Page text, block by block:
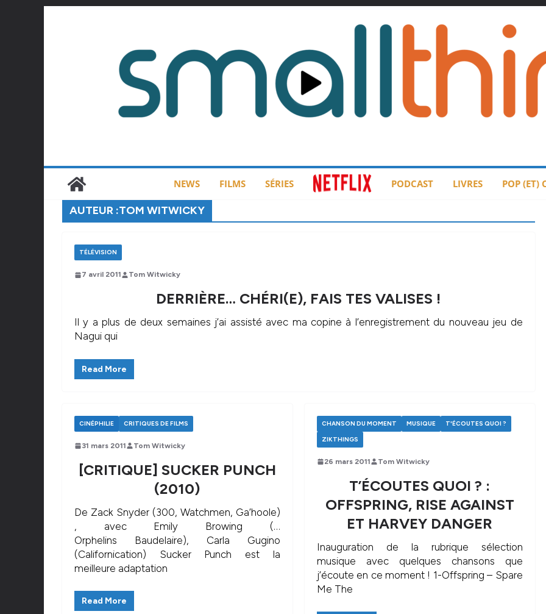
NEWS FILMS SÉRIES PODCAST LIVRES POP (ET)
AUTEUR :TOM WITWICKY
TÉLÉVISION
7 avril 2011 Tom Witwicky
DERRIÈRE… CHÉRI(E), FAIS TES VALISES !
Il y a plus de deux semaines j’ai assisté avec ma copine à l’enregistrement du nouveau jeu de
Nagui qui
Read More
CINÉPHILIE CRITIQUES DE FILMS
31 mars 2011 Tom Witwicky
[CRITIQUE] SUCKER PUNCH
(2010)
De Zack Snyder (300, Watchmen, Ga’hoole)
, avec Emily Browing (…
Orphelins Baudelaire), Carla Gugino
(Californication) Sucker Punch est la
meilleure adaptation
Read More
CHANSON DU MOMENT MUSIQUE
T'ÉCOUTES QUOI ?
ZIKTHINGS
26 mars 2011 Tom Witwicky
T’ÉCOUTES QUOI ? :
OFFSPRING, RISE AGAINST
ET HARVEY DANGER
Inauguration de la rubrique sélection
musique avec quelques chansons que
j’écoute en ce moment ! 1-Offspring – Spare
Me The